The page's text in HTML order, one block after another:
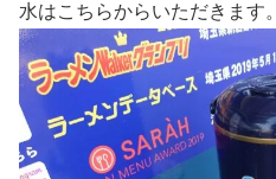
水はこちらからいただきます。